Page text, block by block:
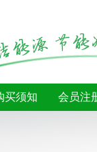
买须知 会员注